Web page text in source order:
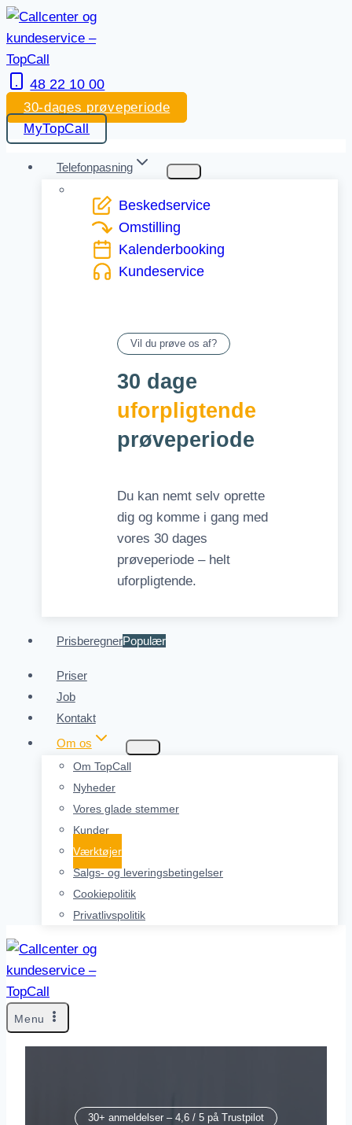
Skip
to
content
48 22 10 00
30-dages prøveperiode
MyTopCall
Telefonpasning
Beskedservice
Omstilling
Kalenderbooking
Kundeservice
Vil du prøve os af?
30 dage
uforpligtende
prøveperiode
Du kan nemt selv oprette
dig og komme i gang med
vores 30 dages
prøveperiode – helt
uforpligtende.
PrisberegnerPopulær
Priser
Job
Kontakt
Om os
Om TopCall
Nyheder
Vores glade stemmer
Kunder
Værktøjer
Salgs- og leveringsbetingelser
Cookiepolitik
Privatlivspolitik
Menu
30+ anmeldelser – 4,6 / 5 på Trustpilot